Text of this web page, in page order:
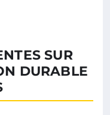
SUR
DURABLE